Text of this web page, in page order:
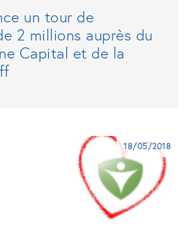
un tour de
2 millions auprès du
Capital et de la
18/05/2018